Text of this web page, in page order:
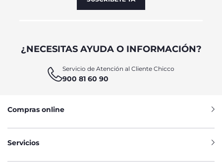
¿NECESITAS AYUDA O INFORMACIÓN?
Servicio de Atención al Cliente Chicco
900 81 60 90
Compras online
Servicios